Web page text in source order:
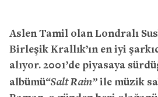
Aslen Tamil olan Londralı
Birleşik Krallık’ın en iyi
alıyor. 2001’de piyasaya
albümü“Salt Rain” ile müzik